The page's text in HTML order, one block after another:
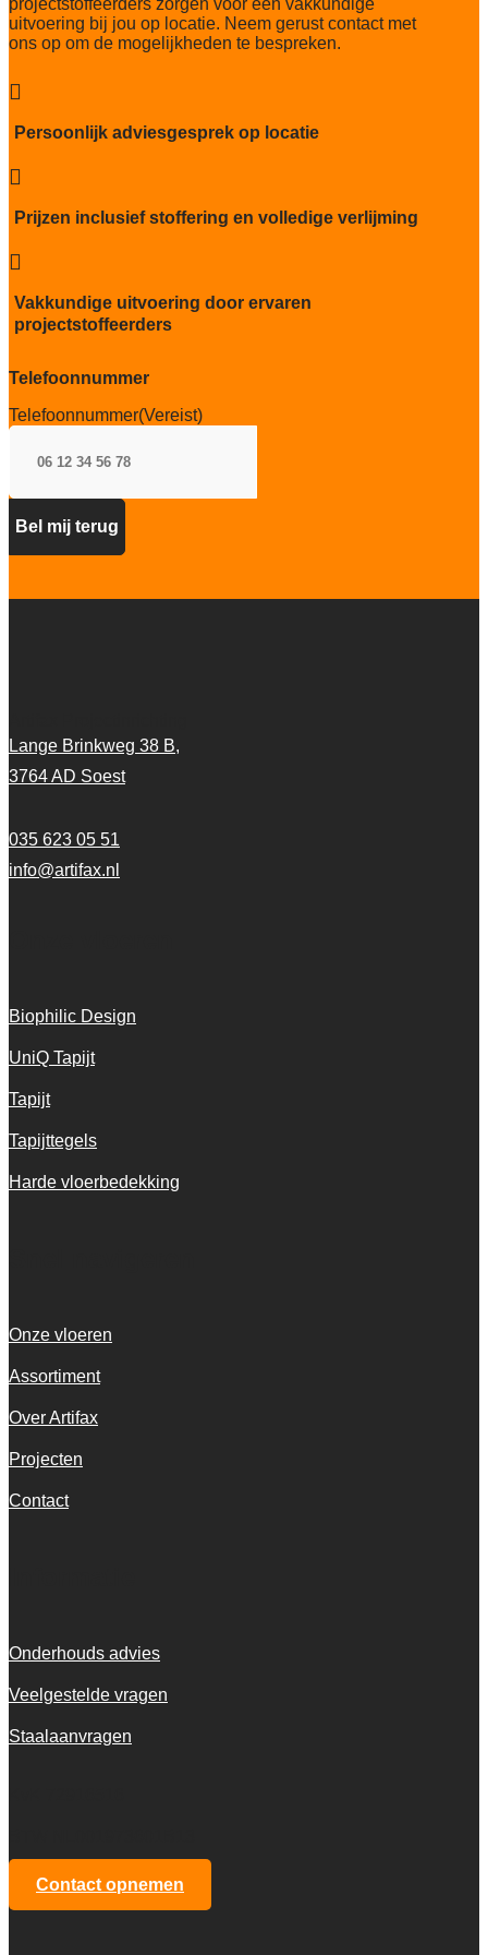
Thermische weerstand
0,068m2 K/W
Brandwerend
Bfl-S1
Project gebruik
zwaar
uitvoering bij jou op locatie. Neem gerust contact met
ons op om de mogelijkheden te bespreken.

Persoonlijk adviesgesprek op locatie

Prijzen inclusief stoffering en volledige verlijming

Vakkundige uitvoering door ervaren
projectstoffeerders
Telefoonnummer
Telefoonnummer(Vereist)
Lange Brinkweg 38 B,
3764 AD Soest
035 623 05 51
info@artifax.nl
Biophilic Design
UniQ Tapijt
Tapijt
Tapijttegels
Harde vloerbedekking
Onze vloeren
Assortiment
Over Artifax
Projecten
Contact
Onderhouds advies
Veelgestelde vragen
Staalaanvragen
Contact opnemen